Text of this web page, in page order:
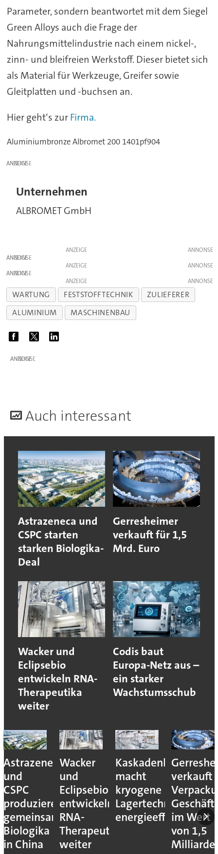
Parameter, sondern beantwortet mit dem Siegel
Green Alloys auch die Frage der
Nahrungsmittelindustrie nach einem nickel-,
zinn- und bleifreien Werkstoff. Dieser bietet sich
als Material für Werkzeuge, Greifer sowie
Gleitplatten und -buchsen an.
Hier geht‘s zurFirma.
Aluminiumbronze Albromet 200 1401pf904
ANZEIGE
Unternehmen
ALBROMET GmbH
ANZEIGE
ANZEIGE
ANZEIGE
ANZEIGE
ANZEIGE
WARTUNG FESTSTOFFTECHNIK
ZULIEFERER
ALUMINIUM
MASCHINENBAU
ANZEIGE
Auch interessant
Astrazeneca und
CSPC starten
starken Biologika-
Deal
Gerresheimer
verkauft für 1,5
Mrd. Euro
Wacker und
Eclipsebio
entwickeln RNA-
Therapeutika
weiter
Codis baut
Europa-Netz aus –
ein starker
Wachstumsschub
Astrazeneca
und
CSPC
produzieren
gemeinsam
Biologika
in China
Wacker
und
Eclipsebio
entwickeln
RNA-
Therapeutika
weiter
Kaskadenkonzept
macht
kryogene
Lagertechnik
energieeffizienter
verkauft
im Wert
von 1,5